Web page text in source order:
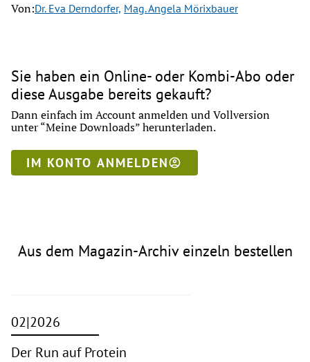
Von:Dr. Eva Derndorfer, Mag. Angela Mörixbauer
Sie haben ein Online- oder Kombi-Abo oder
diese Ausgabe bereits gekauft?
Dann einfach im Account anmelden und Vollversion
unter “Meine Downloads” herunterladen.
IM KONTO ANMELDEN
Aus dem Magazin-Archiv einzeln bestellen
02|2026
Der Run auf Protein